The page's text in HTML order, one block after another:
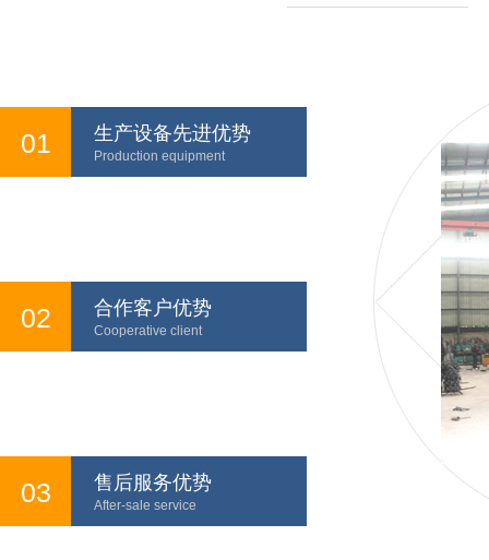
生产设备先进优势
Production equipment
01
合作客户优势
Cooperative client
02
03 售后服务优势
After-sale service